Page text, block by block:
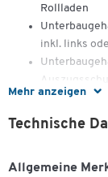
Mehr anzeigen
Rollladen
inkl. links
Auszug 100
Technische
Allgemeine